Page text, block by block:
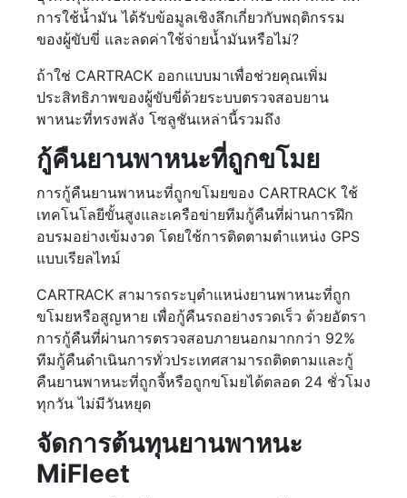
การใช้น้ำมัน ได้รับข้อมูลเชิงลึกเกี่ยวกับพฤติกรรม
ของผู้ขับขี่ และลดค่าใช้จ่ายน้ำมันหรือไม่?
ถ้าใช่ CARTRACK ออกแบบมาเพื่อช่วยคุณเพิ่ม
ประสิทธิภาพของผู้ขับขี่ด้วยระบบตรวจสอบยาน
พาหนะที่ทรงพลัง โซลูชันเหล่านี้รวมถึง
กู้คืนยานพาหนะที่ถูกขโมย
การกู้คืนยานพาหนะที่ถูกขโมยของ CARTRACK ใช้
เทคโนโลยีขั้นสูงและเครือข่ายทีมกู้คืนที่ผ่านการฝึก
อบรมอย่างเข้มงวด โดยใช้การติดตามตำแหน่ง GPS
แบบเรียลไทม์
CARTRACK สามารถระบุตำแหน่งยานพาหนะที่ถูก
ขโมยหรือสูญหาย เพื่อกู้คืนรถอย่างรวดเร็ว ด้วยอัตรา
การกู้คืนที่ผ่านการตรวจสอบภายนอกมากกว่า 92%
ทีมกู้คืนดำเนินการทั่วประเทศสามารถติดตามและกู้
คืนยานพาหนะที่ถูกจี้หรือถูกขโมยได้ตลอด 24 ชั่วโมง
ทุกวัน ไม่มีวันหยุด
จัดการต้นทุนยานพาหนะ
MiFleet